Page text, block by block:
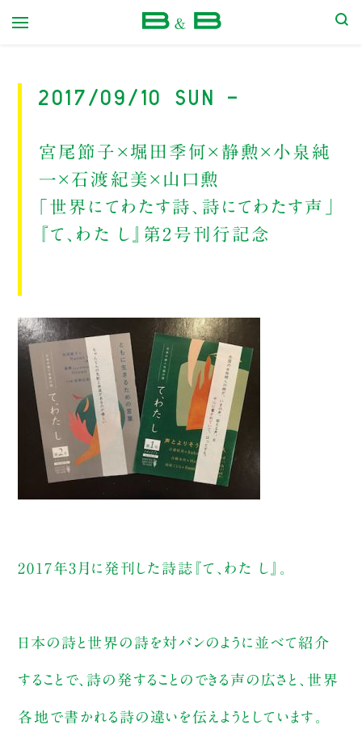
2017/09/10 Sun -
宮尾節子×堀田季何×静勲×小泉純
一×石渡紀美×山口勲
｢世界にてわたす詩、詩にてわたす声｣
『て、わた し』第2号刊行記念
2017年3月に発刊した詩誌『て、わた し』。
日本の詩と世界の詩を対バンのように並べて紹介
することで、詩の発することのできる声の広さと、世界
各地で書かれる詩の違いを伝えようとしています。